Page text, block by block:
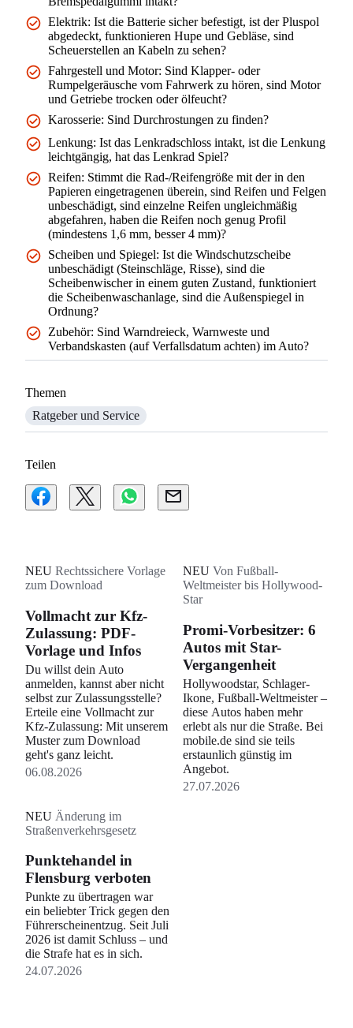
Elektrik: Ist die Batterie sicher befestigt, ist der Pluspol
abgedeckt, funktionieren Hupe und Gebläse, sind
Scheuerstellen an Kabeln zu sehen?
Fahrgestell und Motor: Sind Klapper- oder
Rumpelgeräusche vom Fahrwerk zu hören, sind Motor
und Getriebe trocken oder ölfeucht?
Karosserie: Sind Durchrostungen zu finden?
Lenkung: Ist das Lenkradschloss intakt, ist die Lenkung
leichtgängig, hat das Lenkrad Spiel?
Reifen: Stimmt die Rad-/Reifengröße mit der in den
Papieren eingetragenen überein, sind Reifen und Felgen
unbeschädigt, sind einzelne Reifen ungleichmäßig
abgefahren, haben die Reifen noch genug Profil
(mindestens 1,6 mm, besser 4 mm)?
Scheiben und Spiegel: Ist die Windschutzscheibe
unbeschädigt (Steinschläge, Risse), sind die
Scheibenwischer in einem guten Zustand, funktioniert
die Scheibenwaschanlage, sind die Außenspiegel in
Ordnung?
Zubehör: Sind Warndreieck, Warnweste und
Verbandskasten (auf Verfallsdatum achten) im Auto?
Themen
Ratgeber und Service
Teilen
NEU Rechtssichere Vorlage
zum Download
Vollmacht zur Kfz-
Zulassung: PDF-
Vorlage und Infos
Du willst dein Auto
anmelden, kannst aber nicht
selbst zur Zulassungsstelle?
Erteile eine Vollmacht zur
Kfz-Zulassung: Mit unserem
Muster zum Download
geht's ganz leicht.
06.08.2026
NEU Von Fußball-
Weltmeister bis Hollywood-
Star
Promi-Vorbesitzer: 6
Autos mit Star-
Vergangenheit
Hollywoodstar, Schlager-
Ikone, Fußball-Weltmeister –
diese Autos haben mehr
erlebt als nur die Straße. Bei
mobile.de sind sie teils
erstaunlich günstig im
Angebot.
27.07.2026
NEU Änderung im
Straßenverkehrsgesetz
Punktehandel in
Flensburg verboten
Punkte zu übertragen war
ein beliebter Trick gegen den
Führerscheinentzug. Seit Juli
2026 ist damit Schluss – und
die Strafe hat es in sich.
24.07.2026